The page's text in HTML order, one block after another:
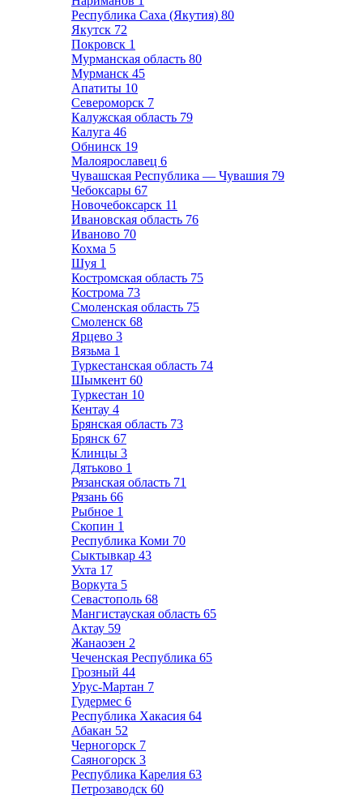
Республика Саха (Якутия) 80
Якутск 72
Покровск 1
Мурманская область 80
Мурманск 45
Апатиты 10
Североморск 7
Калужская область 79
Калуга 46
Обнинск 19
Малоярославец 6
Чувашская Республика — Чувашия 79
Чебоксары 67
Новочебоксарск 11
Ивановская область 76
Иваново 70
Кохма 5
Шуя 1
Костромская область 75
Кострома 73
Смоленская область 75
Смоленск 68
Ярцево 3
Вязьма 1
Туркестанская область 74
Шымкент 60
Туркестан 10
Кентау 4
Брянская область 73
Брянск 67
Клинцы 3
Дятьково 1
Рязанская область 71
Рязань 66
Рыбное 1
Скопин 1
Республика Коми 70
Сыктывкар 43
Ухта 17
Воркута 5
Севастополь 68
Мангистауская область 65
Актау 59
Жанаозен 2
Чеченская Республика 65
Грозный 44
Урус-Мартан 7
Гудермес 6
Республика Хакасия 64
Абакан 52
Черногорск 7
Саяногорск 3
Республика Карелия 63
Петрозаводск 60